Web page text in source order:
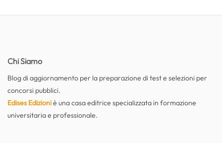
Chi Siamo
Blog di aggiornamento per la preparazione di test e selezioni per
concorsi pubblici.
Edises Edizioniè una casa editrice specializzata in formazione
universitaria e professionale.